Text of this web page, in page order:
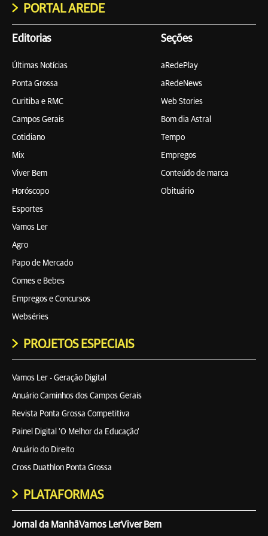
PORTAL AREDE
Editorias
Últimas Notícias
Ponta Grossa
Curitiba e RMC
Campos Gerais
Cotidiano
Mix
Viver Bem
Horóscopo
Esportes
Vamos Ler
Agro
Papo de Mercado
Comes e Bebes
Empregos e Concursos
Webséries
Seções
aRedePlay
aRedeNews
Web Stories
Bom dia Astral
Tempo
Empregos
Conteúdo de marca
Obituário
PROJETOS ESPECIAIS
Vamos Ler - Geração Digital
Anuário Caminhos dos Campos Gerais
Revista Ponta Grossa Competitiva
Painel Digital 'O Melhor da Educação'
Anuário do Direito
Cross Duathlon Ponta Grossa
PLATAFORMAS
Jornal da ManhãVamos LerViver Bem